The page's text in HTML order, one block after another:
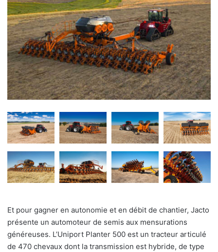
Et pour gagner en autonomie et en débit de chantier, Jacto
présente un automoteur de semis aux mensurations
généreuses. L’Uniport Planter 500 est un tracteur articulé
de 470 chevaux dont la transmission est hybride, de type